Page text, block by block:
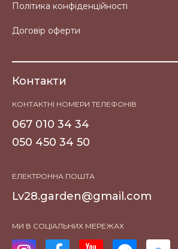
Політика конфіденційності
Договір оферти
Контакти
КОНТАКТНІ НОМЕРИ ТЕЛЕФОНІВ
067 010 34 34
050 450 34 50
ЕЛЕКТРОННА ПОШТА
Lv28.garden@gmail.com
МИ В СОЦІАЛЬНИХ МЕРЕЖАХ